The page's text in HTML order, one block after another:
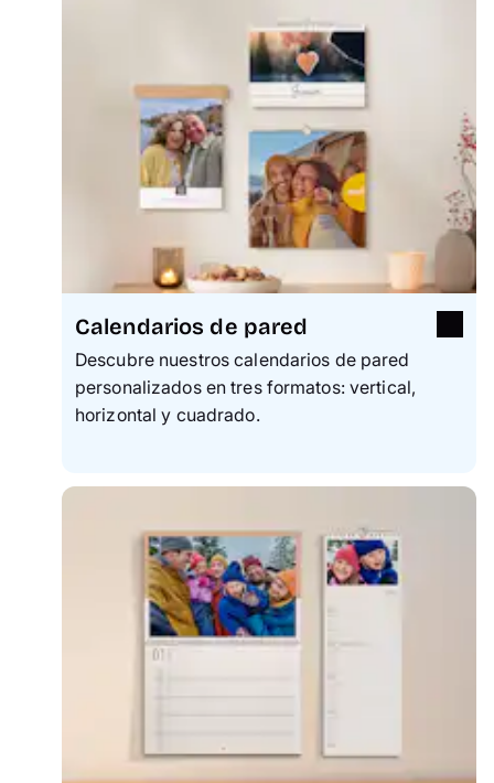
Calendarios de pared
Descubre nuestros calendarios de pared
personalizados en tres formatos: vertical,
horizontal y cuadrado.